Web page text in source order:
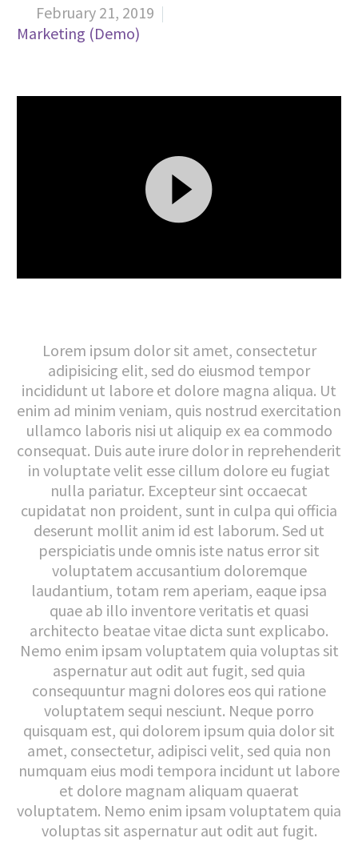
February 21, 2019
Marketing (Demo)
Lorem ipsum dolor sit amet, consectetur
adipisicing elit, sed do eiusmod tempor
incididunt ut labore et dolore magna aliqua. Ut
enim ad minim veniam, quis nostrud exercitation
ullamco laboris nisi ut aliquip ex ea commodo
consequat. Duis aute irure dolor in reprehenderit
in voluptate velit esse cillum dolore eu fugiat
nulla pariatur. Excepteur sint occaecat
cupidatat non proident, sunt in culpa qui officia
deserunt mollit anim id est laborum. Sed ut
perspiciatis unde omnis iste natus error sit
voluptatem accusantium doloremque
laudantium, totam rem aperiam, eaque ipsa
quae ab illo inventore veritatis et quasi
architecto beatae vitae dicta sunt explicabo.
Nemo enim ipsam voluptatem quia voluptas sit
aspernatur aut odit aut fugit, sed quia
consequuntur magni dolores eos qui ratione
voluptatem sequi nesciunt. Neque porro
quisquam est, qui dolorem ipsum quia dolor sit
amet, consectetur, adipisci velit, sed quia non
numquam eius modi tempora incidunt ut labore
et dolore magnam aliquam quaerat
voluptatem. Nemo enim ipsam voluptatem quia
voluptas sit aspernatur aut odit aut fugit.